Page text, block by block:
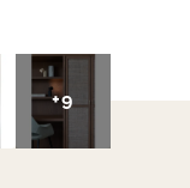
+9